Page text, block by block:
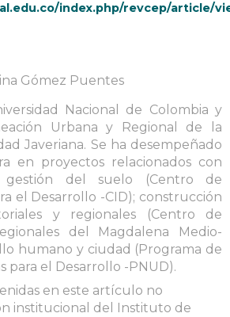
index.php/revcep/article/
Gómez Puentes
Nacional de Colombia y
Urbana y Regional de la
Javeriana. Se ha desempeñado
en proyectos relacionados con
gestión del suelo (Centro de
el Desarrollo -CID); construcción
y regionales (Centro de
del Magdalena Medio-
humano y ciudad (Programa de
para el Desarrollo -PNUD).
en este artículo no
institucional del Instituto de